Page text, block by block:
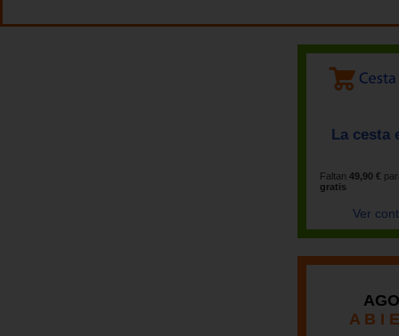
La cesta
Faltan 49,90 €
gratis
Ver
A B I